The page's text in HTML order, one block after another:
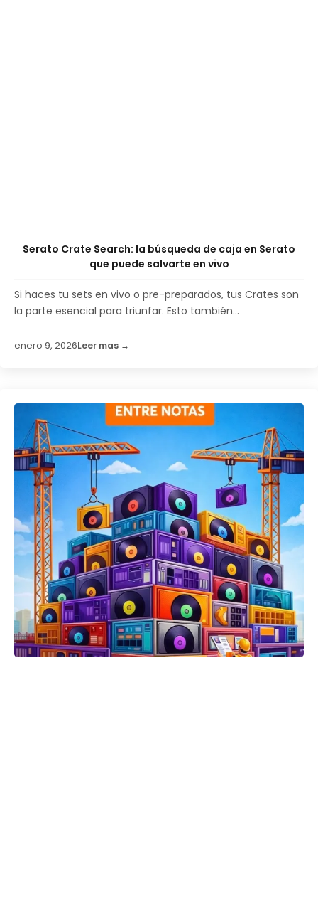
Serato Crate Search: la búsqueda de caja en Serato
que puede salvarte en vivo
Si haces tu sets en vivo o pre-preparados, tus Crates son
la parte esencial para triunfar. Esto también...
enero 9, 2026Leer mas →